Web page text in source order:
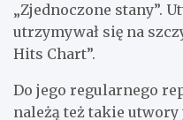
„Zjednoczone stany”.
utrzymywał się na
Hits Chart”.
Do jego regularnego
należą też takie utwory